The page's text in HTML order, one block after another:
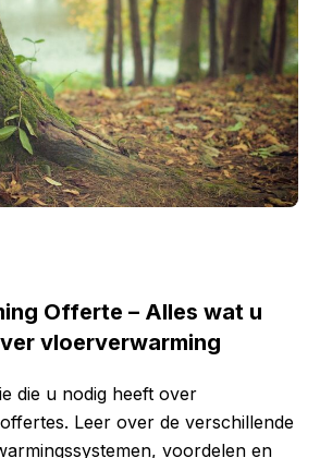
Offerte – Alles wat u
vloerverwarming
die u nodig heeft over
Leer over de verschillende
voordelen en